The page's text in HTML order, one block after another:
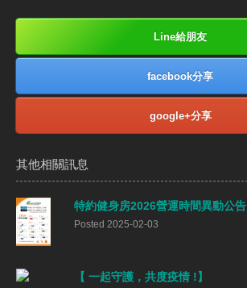
Line給朋友
facebook分享
google+分享
其他相關訊息
特約健身房2026營運時間異動公告
Posted 2025-02-03
【 一起守護，共度疫情 !】